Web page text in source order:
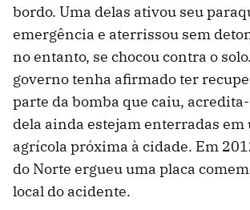
bordo. Uma delas ativou seu
emergência e aterrissou sem
no entanto, se chocou contra o
governo tenha afirmado ter
parte da bomba que caiu,
dela ainda estejam enterradas em
agrícola próxima à cidade. Em
do Norte ergueu uma placa
local do acidente.